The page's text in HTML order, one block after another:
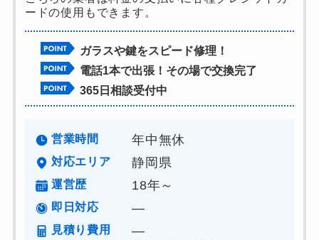
ードの使用もできます。
ガラスや鍵をスピード修理！
電話1本で出張！その場で交換完了
365日相談受付中
営業時間 年中無休
対応エリア 静岡県
運営歴 18年～
即日対応 ―
見積り費用 ―